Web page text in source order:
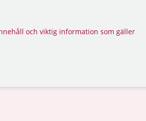
och viktig information som gäller